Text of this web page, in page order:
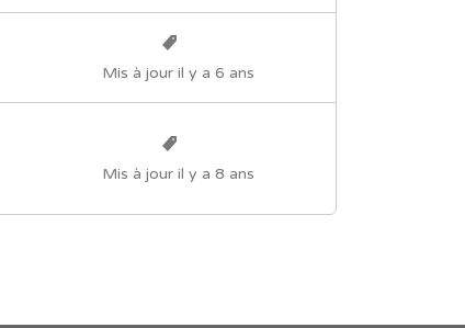
Mis à jour il y a 6 ans
Mis à jour il y a 8 ans